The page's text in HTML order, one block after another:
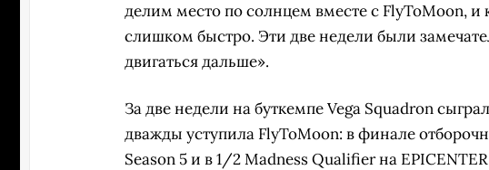
делим место по солнцем вместе c FlyToMoon, и
слишком быстро. Эти две недели были
двигаться дальше».
За две недели на буткемпе Vega Squadron
дважды уступила FlyToMoon: в финале
Season 5 и в 1/2 Madness Qualifier на
УЧАСТВОВАТЬ